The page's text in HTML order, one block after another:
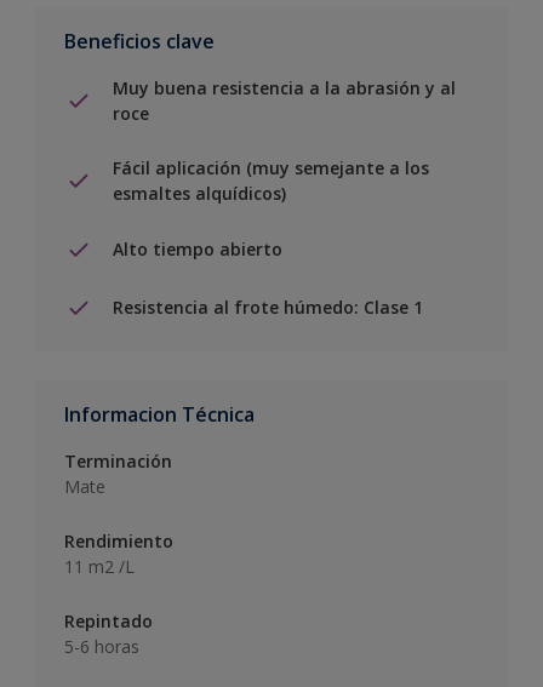
Beneficios clave
Muy buena resistencia a la abrasión y al
roce
Fácil aplicación (muy semejante a los
esmaltes alquídicos)
Alto tiempo abierto
Resistencia al frote húmedo: Clase 1
Informacion Técnica
Terminación
Mate
Rendimiento
11 m2 /L
Repintado
5-6 horas